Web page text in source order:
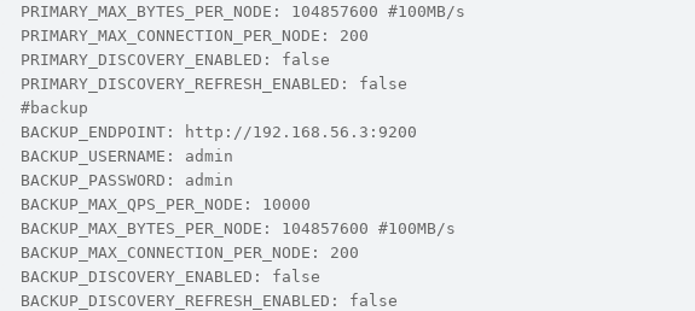
  PRIMARY_MAX_BYTES_PER_NODE: 104857600 #100MB/s
  PRIMARY_MAX_CONNECTION_PER_NODE: 200
  PRIMARY_DISCOVERY_ENABLED: false
  PRIMARY_DISCOVERY_REFRESH_ENABLED: false
  #backup
  BACKUP_ENDPOINT: http://192.168.56.3:9200
  BACKUP_USERNAME: admin
  BACKUP_PASSWORD: admin
  BACKUP_MAX_QPS_PER_NODE: 10000
  BACKUP_MAX_BYTES_PER_NODE: 104857600 #100MB/s
  BACKUP_MAX_CONNECTION_PER_NODE: 200
  BACKUP_DISCOVERY_ENABLED: false
  BACKUP_DISCOVERY_REFRESH_ENABLED: false